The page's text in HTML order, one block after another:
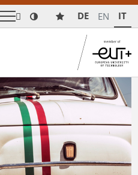
 DE EN IT